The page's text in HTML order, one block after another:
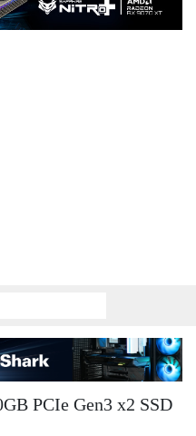
PCIe Gen3 x2 SSD